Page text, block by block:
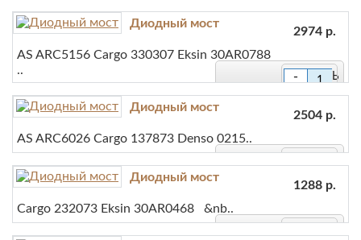
В закладки
В сравнение
Диодный мост
AS ARC5156 Cargo 330307 Eksin 30AR0788
..
2974 р.
-
В закладки
В сравнение
Диодный мост
AS ARC6026 Cargo 137873 Denso 0215..
2504 р.
+
В сравнение
Диодный мост
Cargo 232073 Eksin 30AR0468 &nb..
1288 р.